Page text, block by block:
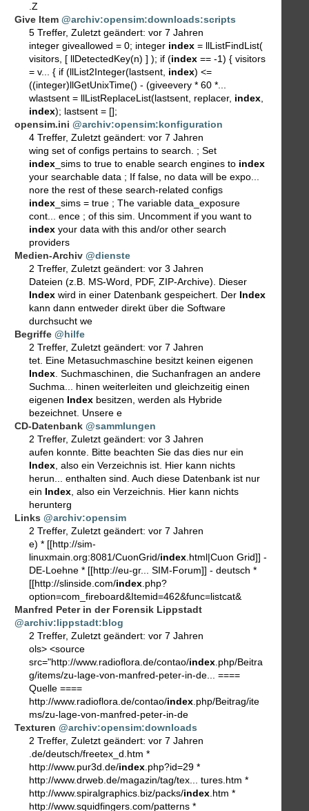
.Z
Give Item @archiv:opensim:downloads:scripts
5 Treffer, Zuletzt geändert: vor 7 Jahren
integer giveallowed = 0; integer index = llListFindList(
visitors, [ llDetectedKey(n) ] ); if (index == -1) { visitors
= v... { if (llList2Integer(lastsent, index) <=
((integer)llGetUnixTime() - (giveevery * 60 *...
wlastsent = llListReplaceList(lastsent, replacer, index,
index); lastsent = [];
opensim.ini @archiv:opensim:konfiguration
4 Treffer, Zuletzt geändert: vor 7 Jahren
wing set of configs pertains to search. ; Set
index _sims to true to enable search engines to index
your searchable data ; If false, no data will be expo...
nore the rest of these search-related configs
index _sims = true ; The variable data_exposure
cont... ence ; of this sim. Uncomment if you want to
index your data with this and/or other search
providers
Medien-Archiv @dienste
2 Treffer, Zuletzt geändert: vor 3 Jahren
Dateien (z.B. MS-Word, PDF, ZIP-Archive). Dieser
Index wird in einer Datenbank gespeichert. Der Index
kann dann entweder direkt über die Software
durchsucht we
Begriffe @hilfe
2 Treffer, Zuletzt geändert: vor 7 Jahren
tet. Eine Metasuchmaschine besitzt keinen eigenen
Index. Suchmaschinen, die Suchanfragen an andere
Suchma... hinen weiterleiten und gleichzeitig einen
eigenen Index besitzen, werden als Hybride
bezeichnet. Unsere e
CD-Datenbank @sammlungen
2 Treffer, Zuletzt geändert: vor 3 Jahren
aufen konnte. Bitte beachten Sie das dies nur ein
Index, also ein Verzeichnis ist. Hier kann nichts
herun... enthalten sind. Auch diese Datenbank ist nur
ein Index, also ein Verzeichnis. Hier kann nichts
herunterg
Links @archiv:opensim
2 Treffer, Zuletzt geändert: vor 7 Jahren
e) * [[http://sim-
linuxmain.org:8081/CuonGrid/index.html|Cuon Grid]] -
DE-Loehne * [[http://eu-gr... SIM-Forum]] - deutsch *
[[http://slinside.com/index.php?
option=com_fireboard&Itemid=462&func=listcat&
Manfred Peter in der Forensik Lippstadt
@archiv:lippstadt:blog
2 Treffer, Zuletzt geändert: vor 7 Jahren
ols> <source
src="http://www.radioflora.de/contao/index.php/Beitra
g/items/zu-lage-von-manfred-peter-in-de... ====
Quelle ====
http://www.radioflora.de/contao/index.php/Beitrag/ite
ms/zu-lage-von-manfred-peter-in-de
Texturen @archiv:opensim:downloads
2 Treffer, Zuletzt geändert: vor 7 Jahren
.de/deutsch/freetex_d.htm *
http://www.pur3d.de/index.php?id=29 *
http://www.drweb.de/magazin/tag/tex... tures.htm *
http://www.spiralgraphics.biz/packs/index.htm *
http://www.squidfingers.com/patterns *